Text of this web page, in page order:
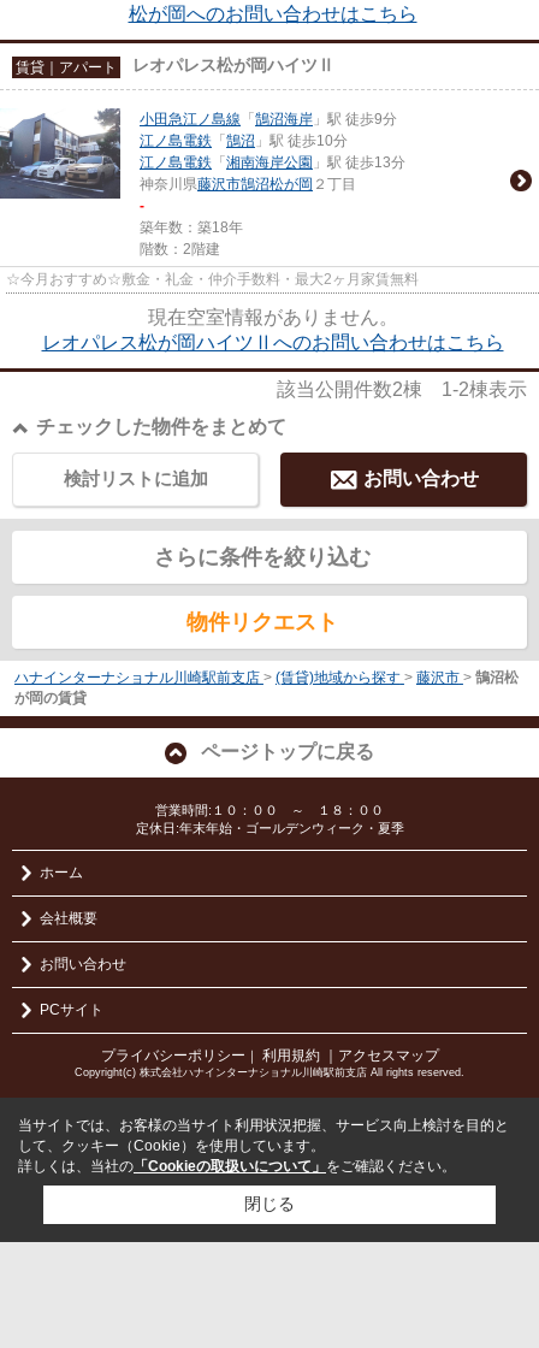
松が岡へのお問い合わせはこちら
賃貸｜アパート レオパレス松が岡ハイツⅡ
小田急江ノ島線 「 鵠沼海岸 」駅 徒歩9分
江ノ島電鉄 「 鵠沼 」駅 徒歩10分
江ノ島電鉄 「 湘南海岸公園 」駅 徒歩13分
神奈川県藤沢市鵠沼松が岡 ２丁目
-
築年数：築18年
階数：2階建
☆今月おすすめ☆敷金・礼金・仲介手数料・最大2ヶ月家賃無料
現在空室情報がありません。
レオパレス松が岡ハイツⅡへのお問い合わせはこちら
該当公開件数2棟 1-2棟表示
チェックした物件をまとめて
お問い合わせ
検討リストに追加
さらに条件を絞り込む
物件リクエスト
ハナインターナショナル川崎駅前支店 > (賃貸)地域から探す > 藤沢市 > 鵠沼松
が岡の賃貸
ページトップに戻る
営業時間:１０：００ ～ １８：００
定休日:年末年始・ゴールデンウィーク・夏季
ホーム
会社概要
お問い合わせ
PCサイト
プライバシーポリシー ｜ 利用規約 ｜アクセスマップ
Copyright(c) 株式会社ハナインターナショナル川崎駅前支店 All rights reserved.
当サイトでは、お客様の当サイト利用状況把握、サービス向上検討を目的と
して、クッキー（Cookie）を使用しています。
詳しくは、当社の 「Cookieの取扱いについて」 をご確認ください。
閉じる